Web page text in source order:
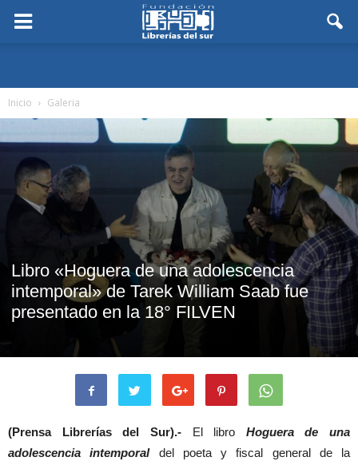
Inicio Galeria
Libro «Hoguera de una adolescencia
intemporal» de Tarek William Saab fue
presentado en la 18° FILVEN
(Prensa Librerías del Sur).-El libro Hoguera de una
adolescencia intemporaldel poeta y fiscal general de la